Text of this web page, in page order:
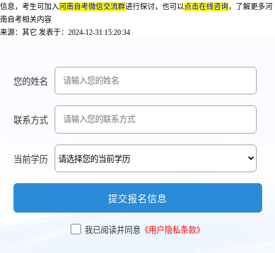
信息，考生可加入河南自考微信交流群进行探讨，也可以点击在线咨询，了解更多河
南自考相关内容
来源：其它 发表于：2024-12-31 15:20:34
您的姓名
联系方式
当前学历
提交报名信息
我已阅读并同意 《用户隐私条款》